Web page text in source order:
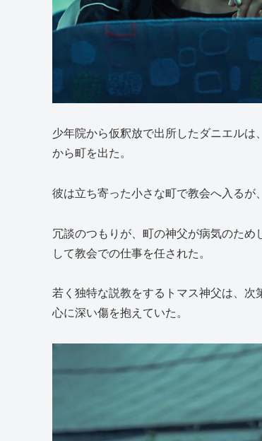
少年院から仮釈放で出所したダニエル
から町を出た。
彼は立ち寄った小さな町で教会へ入るが
冗談のつもりが、町の神父が病気のた
して教会での仕事を任された。
若く独特な説教をするトマス神父は、次
心に深い傷を抱えていた。